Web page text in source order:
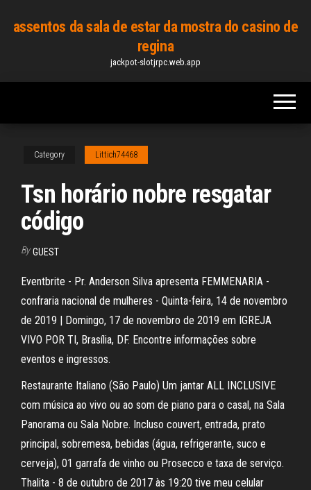
assentos da sala de estar da mostra do casino de
regina
jackpot-slotjrpc.web.app
Category Littich74468
Tsn horário nobre resgatar
código
By GUEST
Eventbrite - Pr. Anderson Silva apresenta FEMMENARIA -
confraria nacional de mulheres - Quinta-feira, 14 de novembro
de 2019 | Domingo, 17 de novembro de 2019 em IGREJA
VIVO POR TI, Brasília, DF. Encontre informações sobre
eventos e ingressos.
Restaurante Italiano (São Paulo) Um jantar ALL INCLUSIVE
com música ao vivo ou ao som de piano para o casal, na Sala
Panorama ou Sala Nobre. Incluso couvert, entrada, prato
principal, sobremesa, bebidas (água, refrigerante, suco e
cerveja), 01 garrafa de vinho ou Prosecco e taxa de serviço.
Thalita - 8 de outubro de 2017 às 19:20 tive meu celular